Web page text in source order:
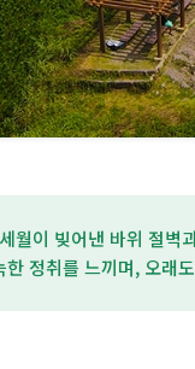
월이 빚어낸 바위 절벽
정취를 느끼며, 오래